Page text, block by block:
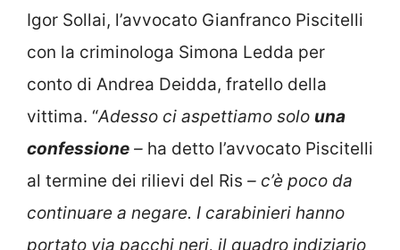
Igor Sollai, l’avvocato Gianfranco Piscitelli
con la criminologa Simona Ledda per
conto di Andrea Deidda, fratello della
vittima. “Adesso ci aspettiamo solo una
confessione – ha detto l’avvocato Piscitelli
al termine dei rilievi del Ris – c’è poco da
continuare a negare. I carabinieri hanno
portato via pacchi neri, il quadro indiziario